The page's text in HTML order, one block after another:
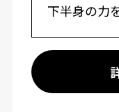
下半身の力